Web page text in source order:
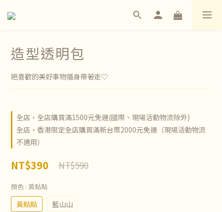
造型透明包
把喜歡的美好事物隨身帶著走♡
全店，全店購買滿1500元免運(國際、現場活動物流除外)
全店，香港限定全店購買滿新台幣2000元免運（現場活動物流
不適用）
NT$390 NT$590
顏色 : 黃點點
黃點點 藍山山